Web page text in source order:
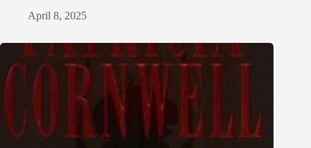
April 8, 2025